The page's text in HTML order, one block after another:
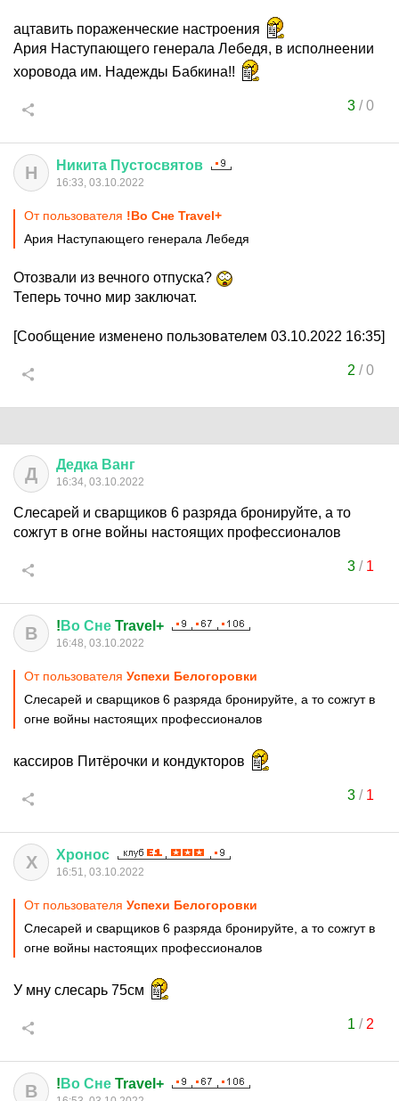
ацтавить пораженческие настроения
Ария Наступающего генерала Лебедя, в исполнеении
хоровода им. Надежды Бабкина!!
3/0
Н Никита Пустосвятов
16:33, 03.10.2022
От пользователя !Во Сне Travel+
Ария Наступающего генерала Лебедя
Отозвали из вечного отпуска?
Теперь точно мир заключат.
[Сообщение изменено пользователем 03.10.2022 16:35]
2 /0
Д Дедка Ванг
16:34, 03.10.2022
Слесарей и сварщиков 6 разряда бронируйте, а то
сожгут в огне войны настоящих профессионалов
3/ 1
В ! Во Сне Travel+
16:48, 03.10.2022
От пользователя Успехи Белогоровки
Слесарей и сварщиков 6 разряда бронируйте, а то сожгут в
огне войны настоящих профессионалов
кассиров Питёрочки и кондукторов
3/ 1
Х Хронос
16:51, 03.10.2022
От пользователя Успехи Белогоровки
Слесарей и сварщиков 6 разряда бронируйте, а то сожгут в
огне войны настоящих профессионалов
У мну слесарь 75см
1 / 2
В ! Во Сне Travel+